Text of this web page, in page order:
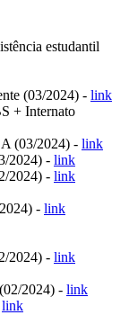
estudantil
(03/2024) - link
+ Internato
(03/2024) - link
2024) - link
2024) - link
- link
2024) - link
2024) - link
link